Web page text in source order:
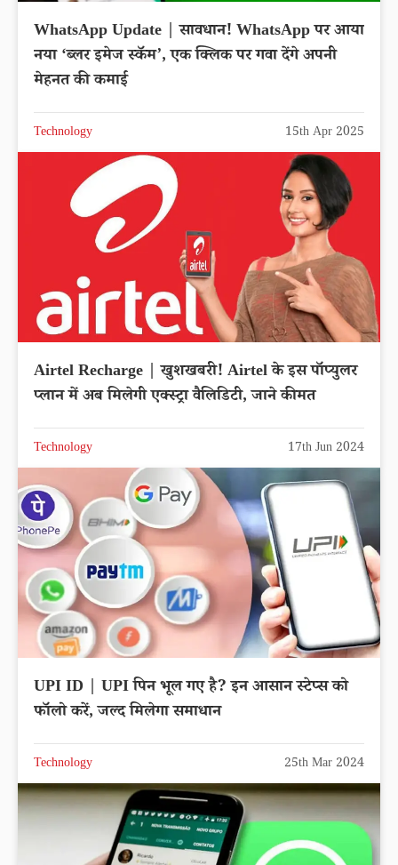
WhatsApp Update | सावधान! WhatsApp पर आया
नया ‘ब्लर इमेज स्कॅम’, एक क्लिक पर गवा देंगे अपनी
मेहनत की कमाई
Technology 15th Apr 2025
Airtel Recharge | खुशखबरी! Airtel के इस पॉप्युलर
प्लान में अब मिलेगी एक्स्ट्रा वैलिडिटी, जाने कीमत
Technology 17th Jun 2024
UPI ID | UPI पिन भूल गए है? इन आसान स्टेप्स को
फॉलो करें, जल्द मिलेगा समाधान
Technology 25th Mar 2024